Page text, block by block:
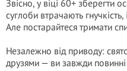
Звісно, у віці 60+ зберегти
суглоби втрачають
Але постарайтеся тримати
Незалежно від приводу:
друзями — ви завжди